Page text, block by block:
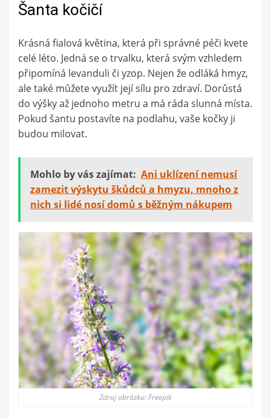
Šanta kočičí
Krásná fialová květina, která při správné péči kvete
celé léto. Jedná se o trvalku, která svým vzhledem
připomíná levanduli či yzop. Nejen že odláká hmyz,
ale také můžete využít její sílu pro zdraví. Dorůstá
do výšky až jednoho metru a má ráda slunná místa.
Pokud šantu postavíte na podlahu, vaše kočky ji
budou milovat.
Mohlo by vás zajímat: Ani uklízení nemusí
zamezit výskytu škůdců a hmyzu, mnoho z
nich si lidé nosí domů s běžným nákupem
Zdroj obrázku: Freepik